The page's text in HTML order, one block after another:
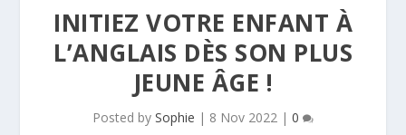
INITIEZ VOTRE ENFANT À
L’ANGLAIS DÈS SON PLUS
JEUNE ÂGE !
Posted by Sophie | 8 Nov 2022 | 0